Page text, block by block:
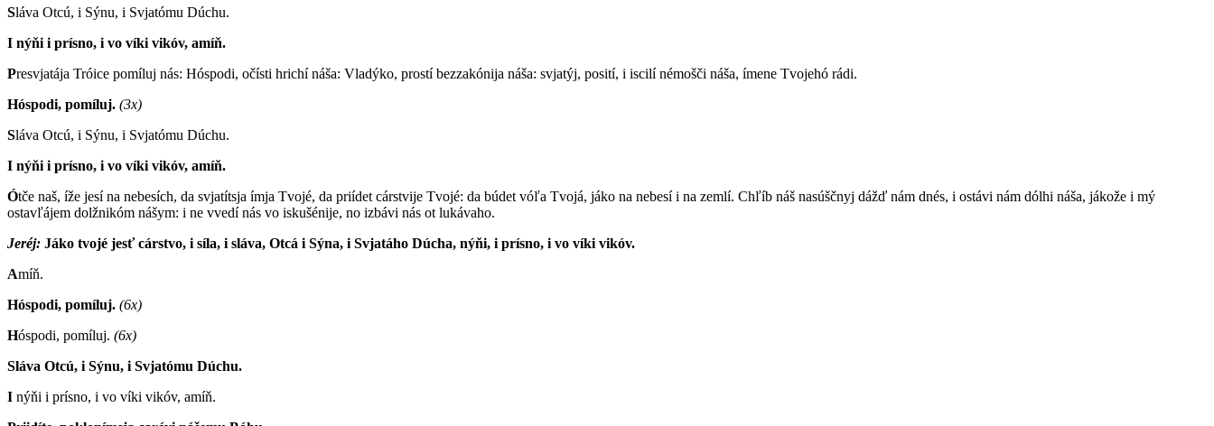
Sláva Otcú, i Sýnu, i Svjatómu Dúchu.
I nýňi i prísno, i vo víki vikóv, amíň.
Presvjatája Tróice pomíluj nás: Hóspodi, očísti hrichí náša: Vladýko, prostí bezzakónija náša: svjatýj, posití, i iscilí némošči náša, ímene Tvojehó rádi.
Hóspodi, pomíluj. (3x)
Sláva Otcú, i Sýnu, i Svjatómu Dúchu.
I nýňi i prísno, i vo víki vikóv, amíň.
Ótče naš, íže jesí na nebesích, da svjatítsja ímja Tvojé, da priídet cárstvije Tvojé: da búdet vóľa Tvojá, jáko na nebesí i na zemlí. Chľíb náš nasúščnyj dážď nám dnés, i ostávi nám dólhi náša, jákože i mý
ostavľájem dolžnikóm nášym: i ne vvedí nás vo iskušénije, no izbávi nás ot lukávaho.
Jeréj: Jáko tvojé jesť cárstvo, i síla, i sláva, Otcá i Sýna, i Svjatáho Dúcha, nýňi, i prísno, i vo víki vikóv.
Amíň.
Hóspodi, pomíluj. (6x)
Hóspodi, pomíluj. (6x)
Sláva Otcú, i Sýnu, i Svjatómu Dúchu.
I nýňi i prísno, i vo víki vikóv, amíň.